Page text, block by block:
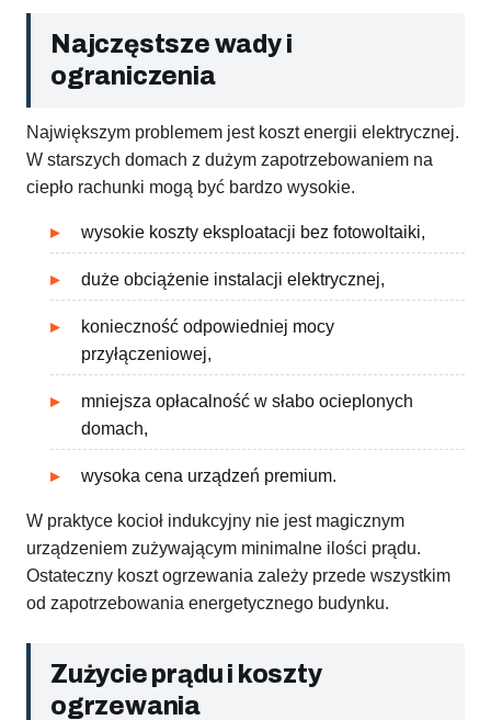
Najczęstsze wady i
ograniczenia
Największym problemem jest koszt energii elektrycznej.
W starszych domach z dużym zapotrzebowaniem na
ciepło rachunki mogą być bardzo wysokie.
wysokie koszty eksploatacji bez fotowoltaiki,
duże obciążenie instalacji elektrycznej,
konieczność odpowiedniej mocy
przyłączeniowej,
mniejsza opłacalność w słabo ocieplonych
domach,
wysoka cena urządzeń premium.
W praktyce kocioł indukcyjny nie jest magicznym
urządzeniem zużywającym minimalne ilości prądu.
Ostateczny koszt ogrzewania zależy przede wszystkim
od zapotrzebowania energetycznego budynku.
Zużycie prądu i koszty
ogrzewania